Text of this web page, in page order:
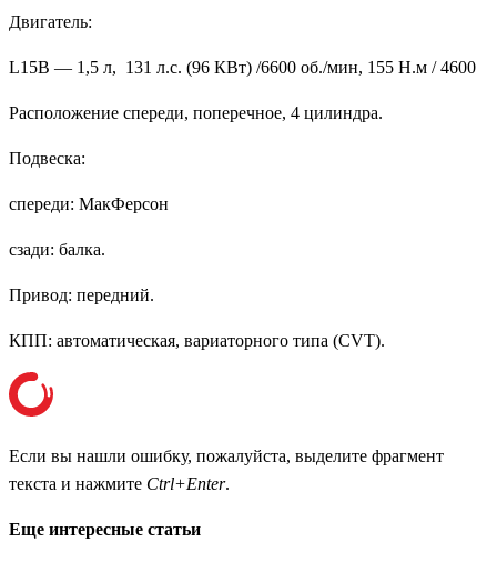
Двигатель:
L15B — 1,5 л, 131 л.с. (96 КВт) /6600 об./мин, 155 Н.м / 4600
Расположение спереди, поперечное, 4 цилиндра.
Подвеска:
спереди: МакФерсон
сзади: балка.
Привод: передний.
КПП: автоматическая, вариаторного типа (CVT).
Если вы нашли ошибку, пожалуйста, выделите фрагмент
текста и нажмите Ctrl+Enter.
Еще интересные статьи